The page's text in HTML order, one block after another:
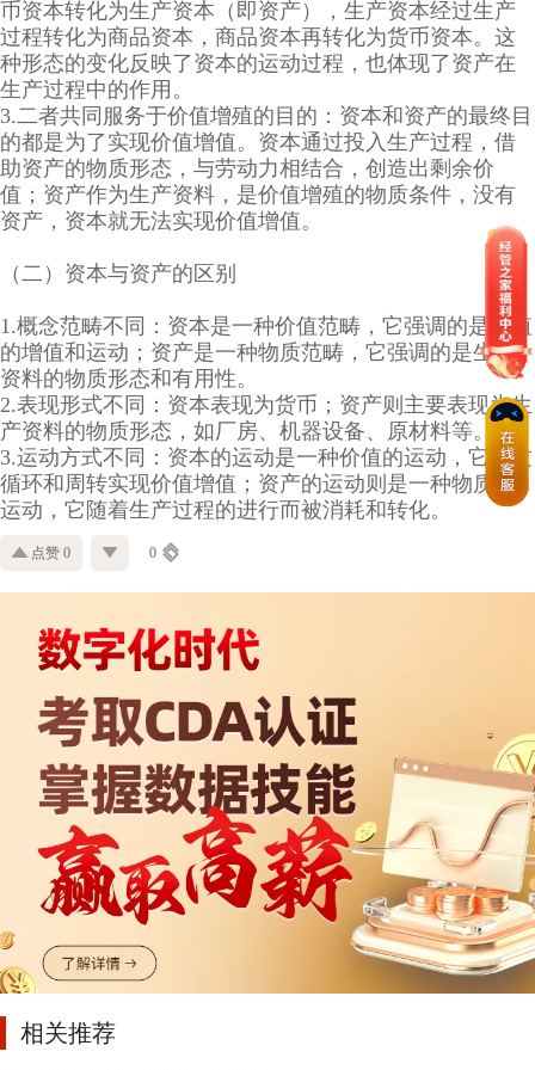
币资本转化为生产资本（即资产），生产资本经过生产
过程转化为商品资本，商品资本再转化为货币资本。这
种形态的变化反映了资本的运动过程，也体现了资产在
生产过程中的作用。
3.二者共同服务于价值增殖的目的：资本和资产的最终目
的都是为了实现价值增值。资本通过投入生产过程，借
助资产的物质形态，与劳动力相结合，创造出剩余价
值；资产作为生产资料，是价值增殖的物质条件，没有
资产，资本就无法实现价值增值。
（二）资本与资产的区别
1.概念范畴不同：资本是一种价值范畴，它强调的是价值
的增值和运动；资产是一种物质范畴，它强调的是生产
资料的物质形态和有用性。
2.表现形式不同：资本表现为货币；资产则主要表现为生
产资料的物质形态，如厂房、机器设备、原材料等。
3.运动方式不同：资本的运动是一种价值的运动，它通过
循环和周转实现价值增值；资产的运动则是一种物质的
运动，它随着生产过程的进行而被消耗和转化。
点赞 0 0
相关推荐